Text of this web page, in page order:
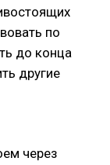
по
до конца
другие
через